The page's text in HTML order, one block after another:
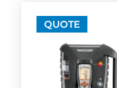
QUOTE